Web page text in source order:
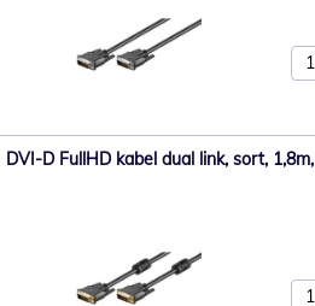
DVI-D FullHD kabel dual link, sort, 1,8m,